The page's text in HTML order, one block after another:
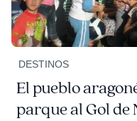
DESTINOS
El pueblo
parque al Gol de